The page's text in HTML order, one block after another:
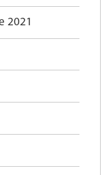
2021